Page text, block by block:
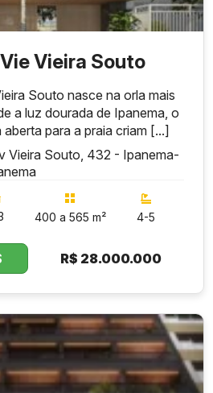
Vieira Souto
Souto nasce na orla mais
a luz dourada de Ipanema, o
para a praia criam [...]
Vieira Souto, 432 - Ipanema-
400 a 565 m² 4-5
R$ 28.000.000